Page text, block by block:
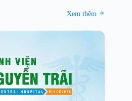
Xem thêm